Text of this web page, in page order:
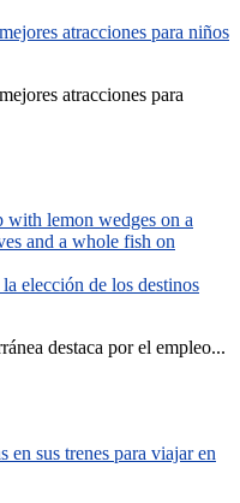
atracciones para niños
atracciones para
elección de los destinos
destaca por el empleo...
en sus trenes para viajar en